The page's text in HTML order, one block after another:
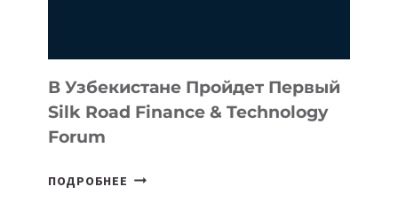
В Узбекистане Пройдет Первый
Silk Road Finance & Technology
Forum
ПОДРОБНЕЕ В